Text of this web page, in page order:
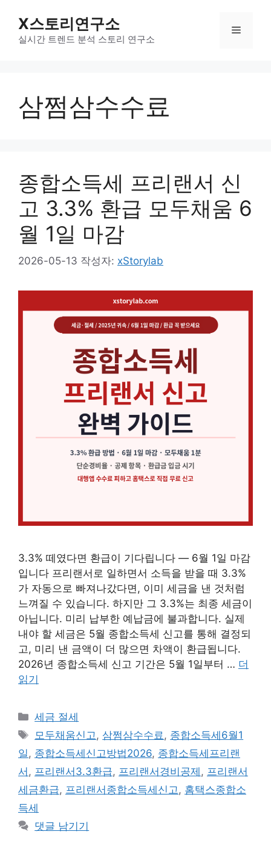
X스토리연구소
실시간 트렌드 분석 스토리 연구소
메
삼쩜삼수수료
종합소득세 프리랜서 신
고 3.3% 환급 모두채움 6
월 1일 마감
2026-05-13 작성자: xStorylab
3.3% 떼였다면 환급이 기다립니다 — 6월 1일 마감
입니다 프리랜서로 일하면서 소득을 받을 때 3.3%
가 자동으로 빠져나갔다면, 이미 세금을 낸 것처럼
느껴질 수 있습니다. 하지만 그 3.3%는 최종 세금이
아닙니다. 미리 납부한 예납금에 불과합니다. 실제
내야 할 세금은 5월 종합소득세 신고를 통해 결정되
고, 미리 낸 금액이 더 많으면 차액이 환급됩니다.
2026년 종합소득세 신고 기간은 5월 1일부터 … 더
읽기
카
테
리
세금 절세
태
그
모두채움신고 , 삼쩜삼수수료 , 종합소득세6월1
일 , 종합소득세신고방법2026, 종합소득세프리랜
서 , 프리랜서3.3환급, 프리랜서경비공제 , 프리랜서
세금환급, 프리랜서종합소득세신고 , 홈택스종합소
득세
댓글 남기기